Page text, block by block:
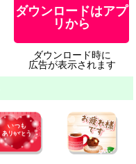
ダウンロードはアプ
リから
ダウンロード時に
広告が表示されます